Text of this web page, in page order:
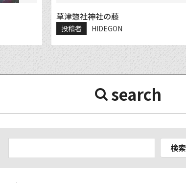
草津惣社神社の藤
投稿者 HIDEGON
search
検索